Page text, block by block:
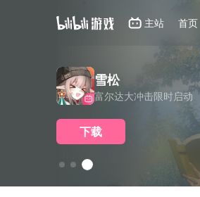
主站 首页
无期迷途
无期迷途四周年庆典开启
下载
雪松
富尔达大冲击限时启动
下载
世界之外
「157号崩坍世界」
下载